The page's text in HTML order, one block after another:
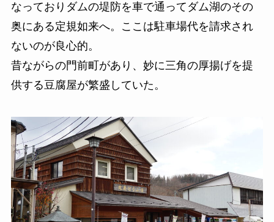
なっておりダムの堤防を車で通ってダム湖のその
奥にある定規如来へ。ここは駐車場代を請求され
ないのが良心的。
昔ながらの門前町があり、妙に三角の厚揚げを提
供する豆腐屋が繁盛していた。